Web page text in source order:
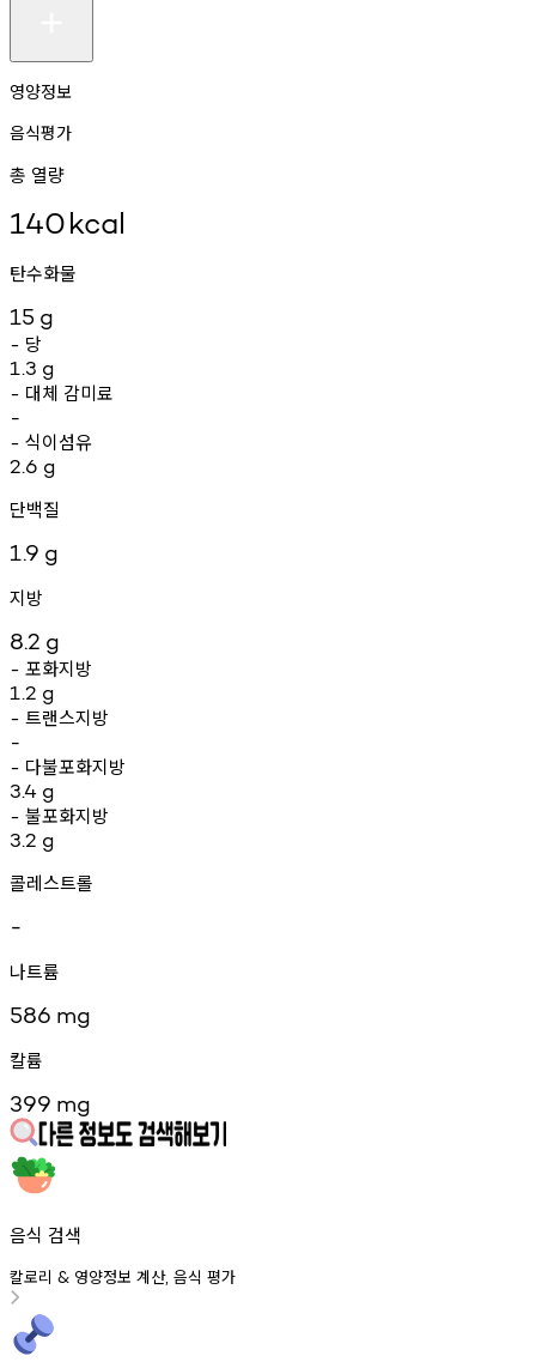
영양정보
음식평가
총 열량
140kcal
탄수화물
15 g
- 당
1.3 g
- 대체 감미료
-
- 식이섬유
2.6 g
단백질
1.9 g
지방
8.2 g
- 포화지방
1.2 g
- 트랜스지방
-
- 다불포화지방
3.4 g
- 불포화지방
3.2 g
콜레스트롤
-
나트륨
586 mg
칼륨
399 mg
음식 검색
칼로리 & 영양정보 계산, 음식 평가